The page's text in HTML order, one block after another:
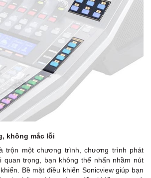
không mắc lỗi
trộn một chương trình, chương trình phát
quan trọng, bạn không thể nhấn nhầm nút
Bề mặt điều khiển Sonicview giúp bạn